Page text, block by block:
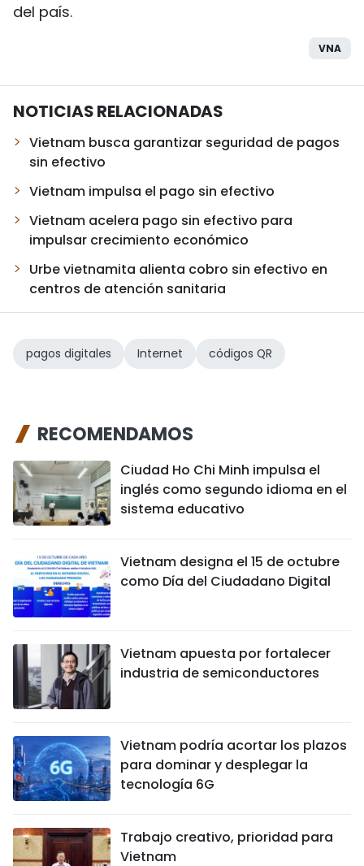
del país.
VNA
NOTICIAS RELACIONADAS
Vietnam busca garantizar seguridad de pagos
sin efectivo
Vietnam impulsa el pago sin efectivo
Vietnam acelera pago sin efectivo para
impulsar crecimiento económico
Urbe vietnamita alienta cobro sin efectivo en
centros de atención sanitaria
pagos digitales Internet códigos QR
RECOMENDAMOS
Ciudad Ho Chi Minh impulsa el
inglés como segundo idioma en el
sistema educativo
Vietnam designa el 15 de octubre
como Día del Ciudadano Digital
Vietnam apuesta por fortalecer
industria de semiconductores
Vietnam podría acortar los plazos
para dominar y desplegar la
tecnología 6G
Trabajo creativo, prioridad para
Vietnam